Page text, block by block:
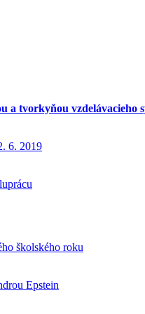
a tvorkyňou
6. 2019
školského roku
Epstein